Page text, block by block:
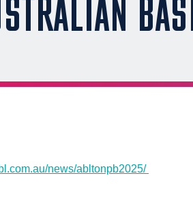
news/abltonpb2025/